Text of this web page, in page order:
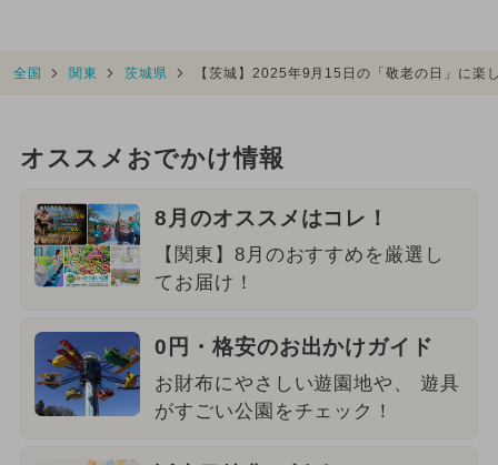
全国 関東 茨城県 【茨城】2025年9月15日の「敬老の日」に
オススメおでかけ情報
8月のオススメはコレ！
【関東】8月のおすすめを厳選し
てお届け！
0円・格安のお出かけガイド
お財布にやさしい遊園地や、 遊具
がすごい公園をチェック！